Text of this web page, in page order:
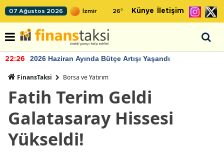
07 Ağustos 2026 26° Künye İletişim
22:26 2026 Haziran Ayında Bütçe Artışı Yaşandı
FinansTaksi Borsa ve Yatırım
Fatih Terim Geldi
Galatasaray Hissesi
Yükseldi!